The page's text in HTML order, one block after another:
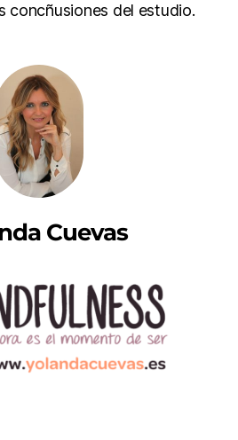
concñusiones del estudio.
Cuevas